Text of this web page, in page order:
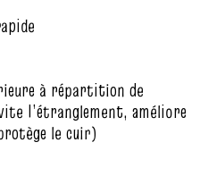
à répartition de
l’étranglement, améliore
le cuir)